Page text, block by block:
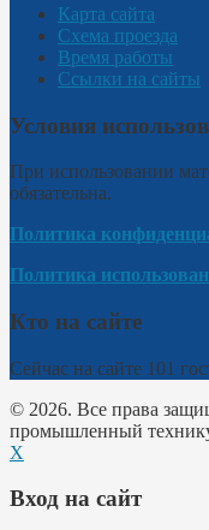
Карта сайта
Схема проезда
Время работы
Ссылки на сайты
Условия
При использовании
обязательна.
Политика
Политика
Кто на сайте
Сейчас на сайте 101
© 2026. Все права
промышленный
X
Вход на сайт